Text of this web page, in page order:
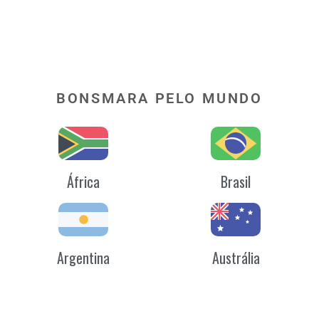
BONSMARA PELO MUNDO
África Brasil
Argentina Austrália